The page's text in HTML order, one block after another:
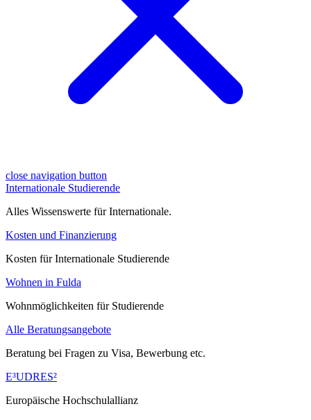
close navigation button
Internationale Studierende
Alles Wissenswerte für Internationale.
Kosten und Finanzierung
Kosten für Internationale Studierende
Wohnen in Fulda
Wohnmöglichkeiten für Studierende
Alle Beratungsangebote
Beratung bei Fragen zu Visa, Bewerbung etc.
E³UDRES²
Europäische Hochschulallianz